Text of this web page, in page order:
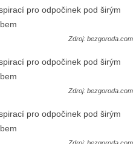
Zdroj: bezgoroda.com
Zdroj: bezgoroda.com